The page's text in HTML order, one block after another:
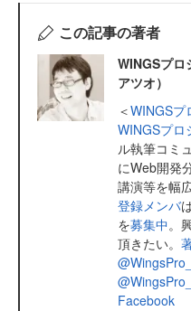
この記事の著者
WINGSプ
アツオ）
＜WINGSプ
WINGSプロ
ル執筆コミ
にWeb開発
講演等を幅
登録メンバ
を募集中。
頂きたい。
Facebook